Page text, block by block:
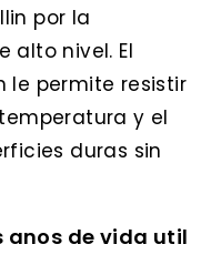
por la
alto nivel. El
le permite resistir
y el
duras sin
anos de vida util